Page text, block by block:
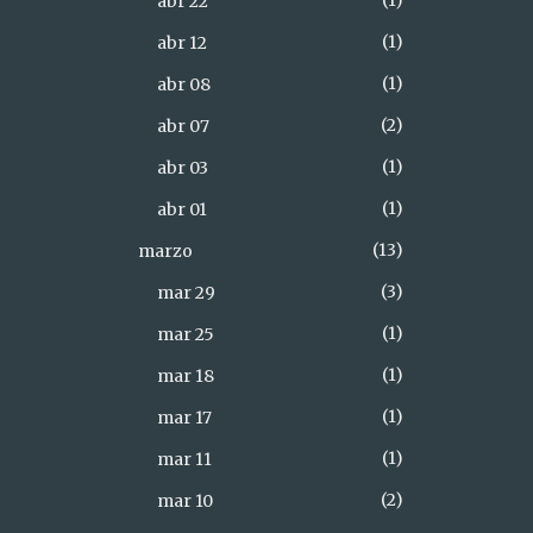
abr 12
1
abr 08
1
abr 07
2
abr 03
1
abr 01
1
marzo
13
mar 29
3
mar 25
1
mar 18
1
mar 17
1
mar 11
1
mar 10
2